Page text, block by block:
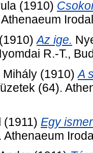
(1910)
Az ige.
R.-T.,
Mihály (1910)A
(64).
(1911) Egy
Athenaeum